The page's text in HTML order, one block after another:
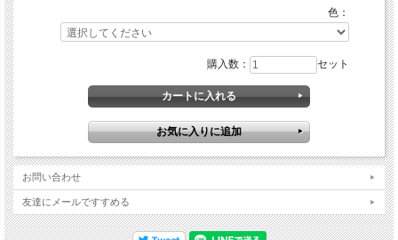
色：
購入数： セット
お問い合わせ
友達にメールですすめる